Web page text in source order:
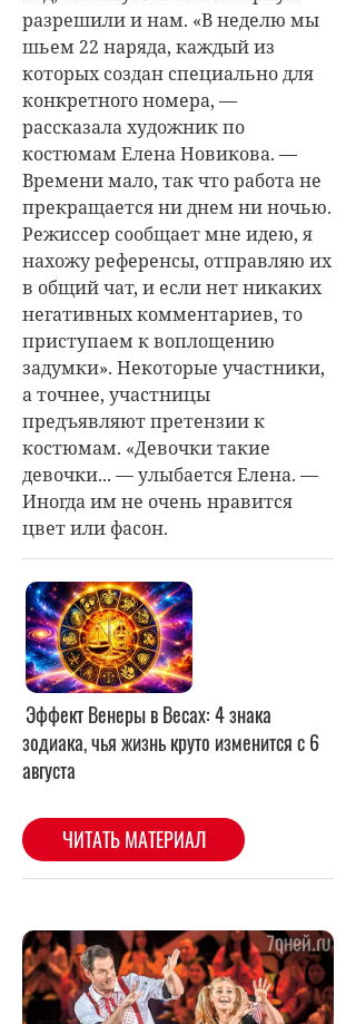
разрешили и нам. «В неделю мы
шьем 22 наряда, каждый из
которых создан специально для
конкретного номера, —
рассказала художник по
костюмам Елена Новикова. —
Времени мало, так что работа не
прекращается ни днем ни ночью.
Режиссер сообщает мне идею, я
нахожу референсы, отправляю их
в общий чат, и если нет никаких
негативных комментариев, то
приступаем к воплощению
задумки». Некоторые участники,
а точнее, участницы
предъявляют претензии к
костюмам. «Девочки такие
девочки... — улыбается Елена. —
Иногда им не очень нравится
цвет или фасон.